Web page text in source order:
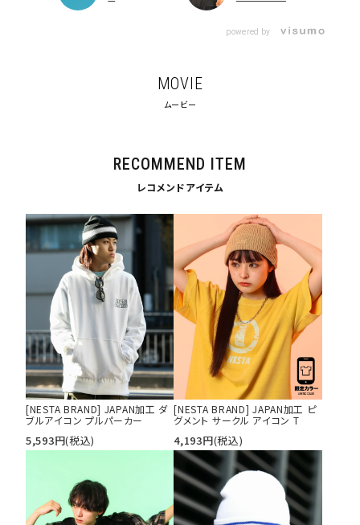
search
サイズ
S
L
XL
XXL
XXXL
29inc
30inc
32inc
34inc
36inc
38inc
40inc
KIDS
カラー
絞り込んで検索する
powered by
MOVIE
ムービー
RECOMMEND ITEM
レコメンドアイテム
[NESTA BRAND] JAPAN加工 ダ
ブルアイコン プルパーカー
5,593円(税込)
[NESTA BRAND] JAPAN加工 ピ
グメント サークル アイコン T
4,193円(税込)